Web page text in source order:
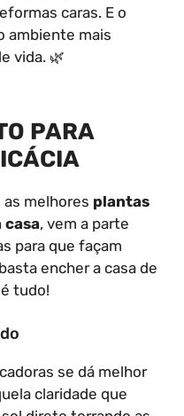
caras. E o
ambiente mais
vida. 🌿
PARA
as melhores plantas
casa, vem a parte
para que façam
encher a casa de
tudo!
se dá melhor
claridade que